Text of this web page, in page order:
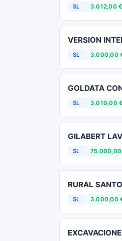
SL 3.012,00 €
VERSION
SL 3.000,00
GOLDATA
SL 3.010,00 €
GILABERT
SL
RURAL
SL 3.000,00